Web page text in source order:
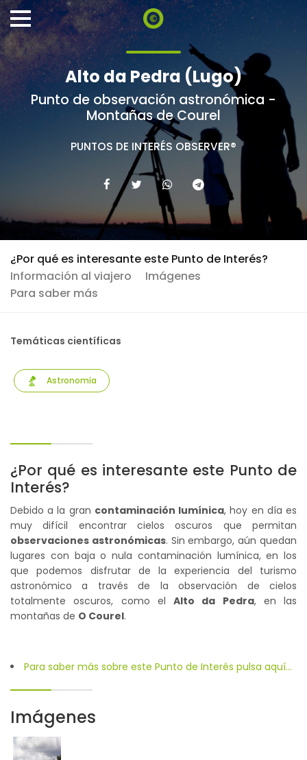
Alto da Pedra (Lugo)
Punto de observación astronómica -
Montañas de Courel
PUNTOS DE INTERÉS OBSERVER®
¿Por qué es interesante este Punto de Interés?
Información al viajero
Imágenes
Para saber más
Temáticas científicas
Astronomía
¿Por qué es interesante este Punto de
Interés?
Debido a la gran contaminación lumínica, hoy en día es
muy difícil encontrar cielos oscuros que permitan
observaciones astronómicas. Sin embargo, aún quedan
lugares con baja o nula contaminación lumínica, en los
que podemos disfrutar de la experiencia del turismo
astronómico a través de la observación de cielos
totalmente oscuros, como el Alto da Pedra, en las
montañas de O Courel.
Para saber más sobre este Punto de Interés pulsa aquí...
Imágenes